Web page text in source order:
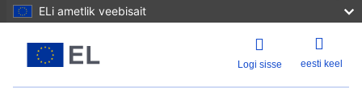
ELi ametlik veebisait
Logi sisse eesti keel